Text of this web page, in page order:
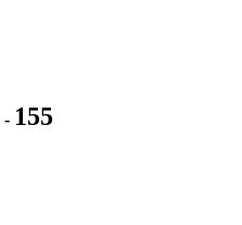
- 155